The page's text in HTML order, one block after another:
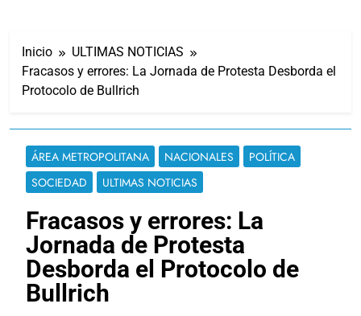
Inicio
ULTIMAS NOTICIAS
Fracasos y errores: La Jornada de Protesta Desborda el
Protocolo de Bullrich
ÁREA METROPOLITANA NACIONALES
POLÍTICA
SOCIEDAD
ULTIMAS NOTICIAS
Fracasos y errores: La
Jornada de Protesta
Desborda el Protocolo de
Bullrich